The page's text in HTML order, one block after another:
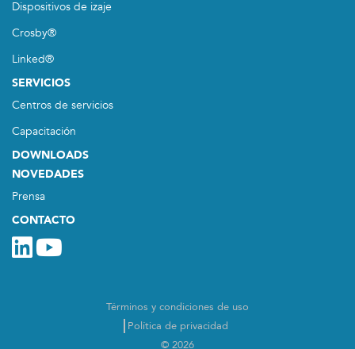
Dispositivos de izaje
Crosby®
Linked®
SERVICIOS
Centros de servicios
Capacitación
DOWNLOADS
NOVEDADES
Prensa
CONTACTO
Términos y condiciones de uso
Política de privacidad
© 2026